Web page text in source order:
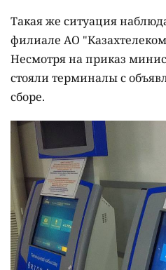
Такая же ситуация
филиале АО
Несмотря на приказ
стояли терминалы с
сборе.